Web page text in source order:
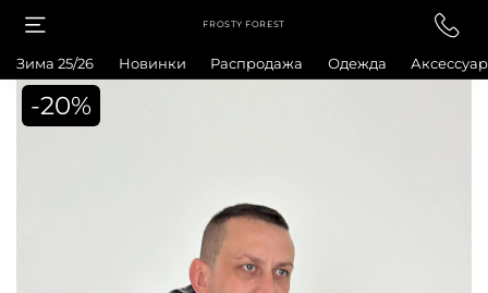
FROSTY FOREST
Зима 25/26 Новинки Распродажа Одежда
-20%